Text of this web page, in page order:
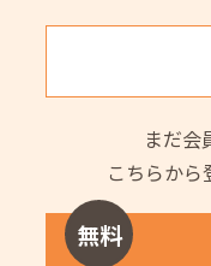
まだ会
こちらから
無料